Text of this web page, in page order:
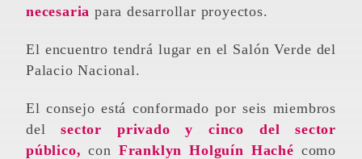
necesaria para desarrollar proyectos.
El encuentro tendrá lugar en el Salón Verde del
Palacio Nacional.
El consejo está conformado por seis miembros
delsector privado y cinco del sector
público,con Franklyn Holguín Haché como